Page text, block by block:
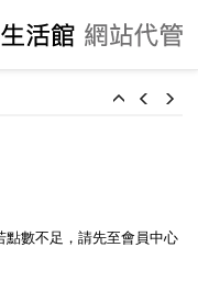
點數不足，請先至會員中心